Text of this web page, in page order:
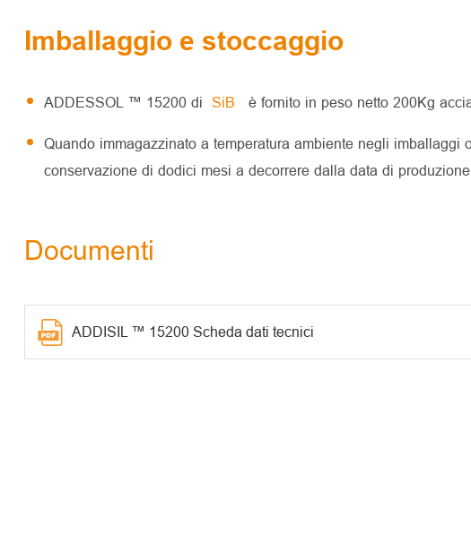
Imballaggio e stoccaggio
ADDESSOL ™ 15200 di SiB è fornito in peso netto 200Kg
Quando immagazzinato a temperatura ambiente negli
conservazione di dodici mesi a decorrere dalla data di produzione.
Documenti
ADDISIL ™ 15200 Scheda dati tecnici